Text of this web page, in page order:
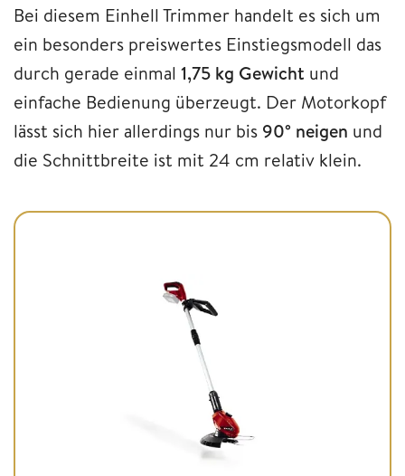
Bei diesem Einhell Trimmer handelt es sich um
ein besonders preiswertes Einstiegsmodell das
durch gerade einmal 1,75 kg Gewicht und
einfache Bedienung überzeugt. Der Motorkopf
lässt sich hier allerdings nur bis 90° neigen und
die Schnittbreite ist mit 24 cm relativ klein.